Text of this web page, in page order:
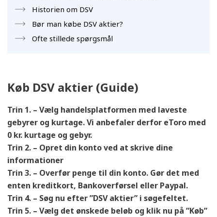
Historien om DSV
Bør man købe DSV aktier?
Ofte stillede spørgsmål
Køb DSV aktier (Guide)
Trin 1. – Vælg handelsplatformen med laveste
gebyrer og kurtage. Vi anbefaler derfor eToro med
0 kr. kurtage og gebyr.
Trin 2. – Opret din konto ved at skrive dine
informationer
Trin 3. – Overfør penge til din konto. Gør det med
enten kreditkort, Bankoverførsel eller Paypal.
Trin 4. – Søg nu efter ”DSV aktier” i søgefeltet.
Trin 5. – Vælg det ønskede beløb og klik nu på ”Køb”